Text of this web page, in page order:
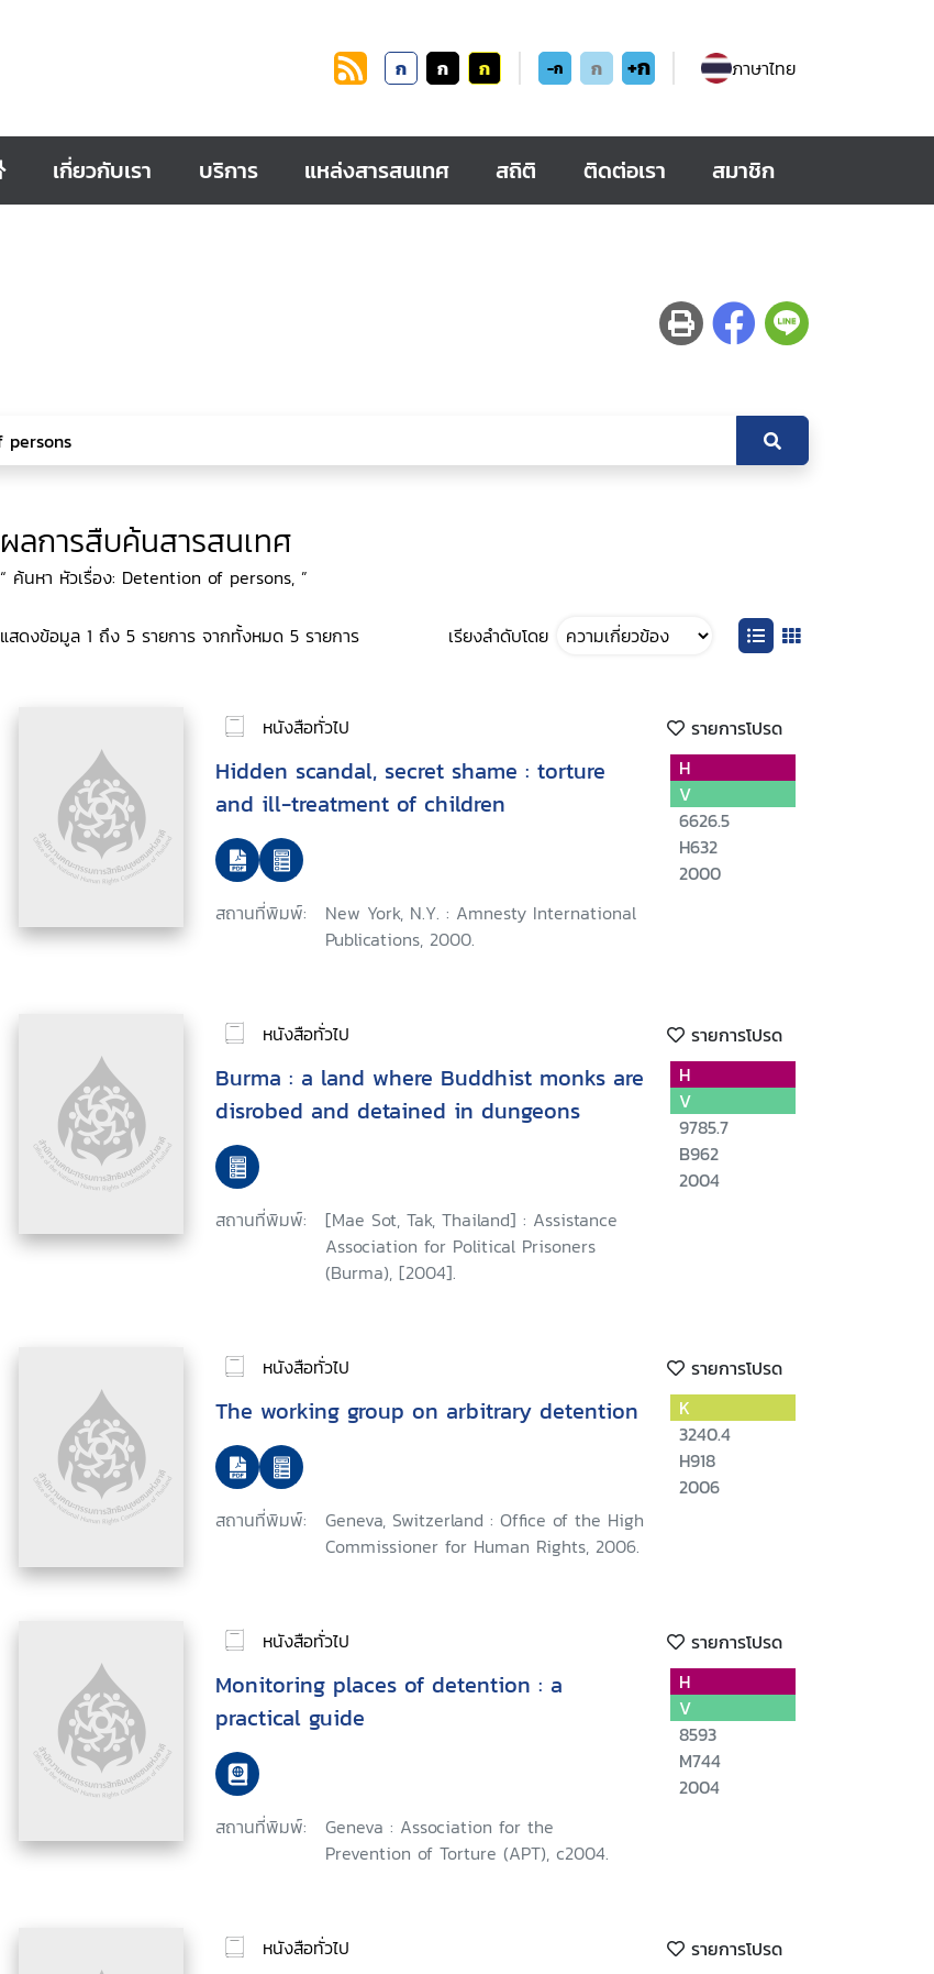
ก ก ก -ก ก +ก ภาษาไทย
เกี่ยวกับเรา บริการ แหล่งสารสนเทศ สถิติ ติดต่อเรา สมาชิก
ผลการสืบค้นสารสนเทศ
“ ค้นหา หัวเรื่อง: Detention of persons, ”
แสดงข้อมูล 1 ถึง 5 รายการ จากทั้งหมด 5 รายการ เรียงลำดับโดย
หนังสือทั่วไป รายการโปรด
Hidden scandal, secret shame : torture
and ill-treatment of children
สถานที่พิมพ์:
New York, N.Y. : Amnesty International
Publications, 2000.
H
V
6626.5
H632
2000
หนังสือทั่วไป รายการโปรด
Burma : a land where Buddhist monks are
disrobed and detained in dungeons
สถานที่พิมพ์:
[Mae Sot, Tak, Thailand] : Assistance
Association for Political Prisoners
(Burma), [2004].
H
V
9785.7
B962
2004
หนังสือทั่วไป รายการโปรด
The working group on arbitrary detention
สถานที่พิมพ์:
Geneva, Switzerland : Office of the High
Commissioner for Human Rights, 2006.
K
3240.4
H918
2006
หนังสือทั่วไป รายการโปรด
Monitoring places of detention : a
practical guide
สถานที่พิมพ์:
Geneva : Association for the
Prevention of Torture (APT), c2004.
H
V
8593
M744
2004
หนังสือทั่วไป รายการโปรด